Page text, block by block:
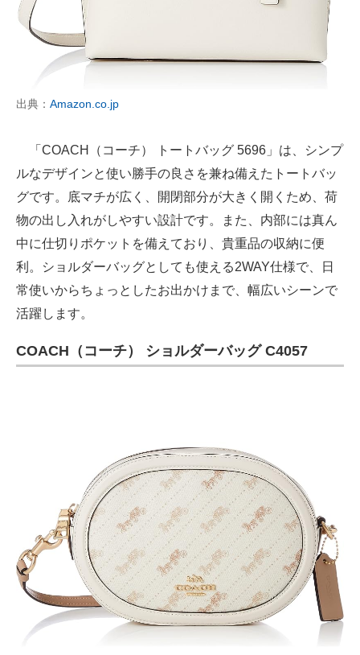
出典： Amazon.co.jp
「COACH（コーチ） トートバッグ 5696」は、シンプ
ルなデザインと使い勝手の良さを兼ね備えたトートバッ
グです。底マチが広く、開閉部分が大きく開くため、荷
物の出し入れがしやすい設計です。また、内部には真ん
中に仕切りポケットを備えており、貴重品の収納に便
利。ショルダーバッグとしても使える2WAY仕様で、日
常使いからちょっとしたお出かけまで、幅広いシーンで
活躍します。
COACH（コーチ） ショルダーバッグ C4057